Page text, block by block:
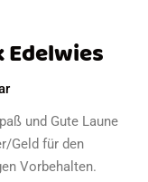
und Gute Laune
Geld für den
Vorbehalten.